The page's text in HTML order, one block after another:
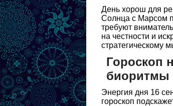
День хорош для
Солнца с Марсом
требуют
на честности и
стратегическому
Гороскоп
биоритмы
Энергия дня 16
гороскоп